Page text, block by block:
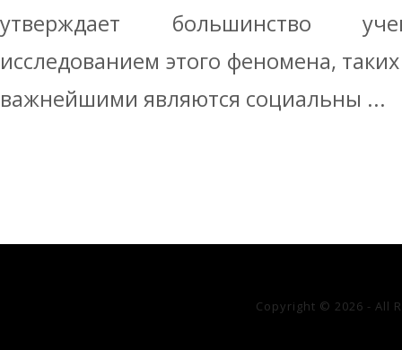
утверждает большинство
исследованием этого феномена,
важнейшими являются социальны ...
Copyright © 2026 - All